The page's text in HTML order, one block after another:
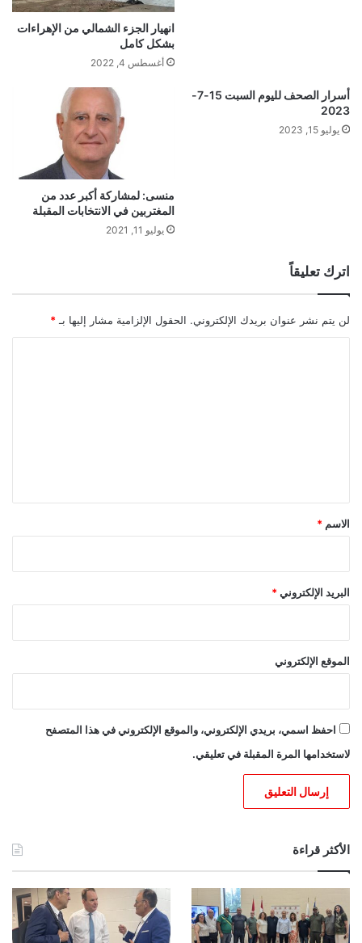
انهيار الجزء الشمالي من الإهراءات
بشكل كامل
أغسطس 4, 2022
أسرار الصحف لليوم السبت 15-7-
2023
يوليو 15, 2023
منسى: لمشاركة أكبر عدد من
المغتربين في الانتخابات المقبلة
يوليو 11, 2021
اترك تعليقاً
لن يتم نشر عنوان بريدك الإلكتروني. الحقول الإلزامية مشار إليها بـ *
*
الاسم *
البريد الإلكتروني *
الموقع الإلكتروني
احفظ اسمي، بريدي الإلكتروني، والموقع الإلكتروني في هذا المتصفح
لاستخدامها المرة المقبلة في تعليقي.
الأكثر قراءة